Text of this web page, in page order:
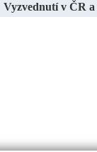
Vyzvednutí v ČR a